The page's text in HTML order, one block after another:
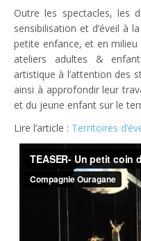
Outre les spectacles, les
sensibilisation et d’éveil à
petite enfance, et en
ateliers adultes &
artistique à l’attention des
ainsi à approfondir leur
et du jeune enfant sur le
Lire l’article : Territoires